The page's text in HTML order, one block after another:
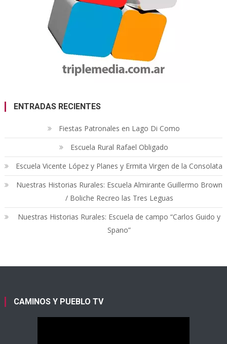
ENTRADAS RECIENTES
Fiestas Patronales en Lago Di Como
Escuela Rural Rafael Obligado
Escuela Vicente López y Planes y Ermita Virgen de la Consolata
Nuestras Historias Rurales: Escuela Almirante Guillermo Brown
/ Boliche Recreo las Tres Leguas
Nuestras Historias Rurales: Escuela de campo “Carlos Guido y
Spano”
CAMINOS Y PUEBLO TV